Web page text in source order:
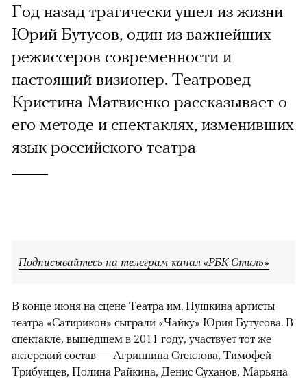
Год назад трагически ушел из жизни
Юрий Бутусов, один из важнейших
режиссеров современности и
настоящий визионер. Театровед
Кристина Матвиенко рассказывает о
его методе и спектаклях, изменивших
язык российского театра
Подписывайтесь на телеграм-канал «РБК Стиль»
В конце июня на сцене Театра им. Пушкина артисты
театра «Сатирикон» сыграли «Чайку» Юрия Бутусова. В
спектакле, вышедшем в 2011 году, участвует тот же
актерский состав — Агриппина Стеклова, Тимофей
Трибунцев, Полина Райкина, Денис Суханов, Марьяна